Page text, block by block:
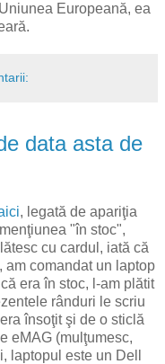
Europeană, ea
data asta de
, legată de apariţia
"în stoc",
cu cardul, iată că
am comandat un laptop
era în stoc, l-am plătit
rânduri le scriu
însoţit şi de o sticlă
eMAG (mulţumesc,
laptopul este un Dell